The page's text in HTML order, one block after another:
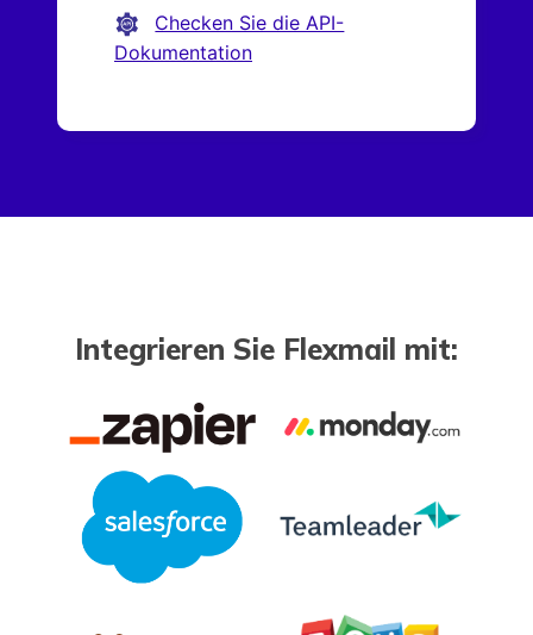
Checken Sie die API-
Dokumentation
Integrieren Sie Flexmail mit: